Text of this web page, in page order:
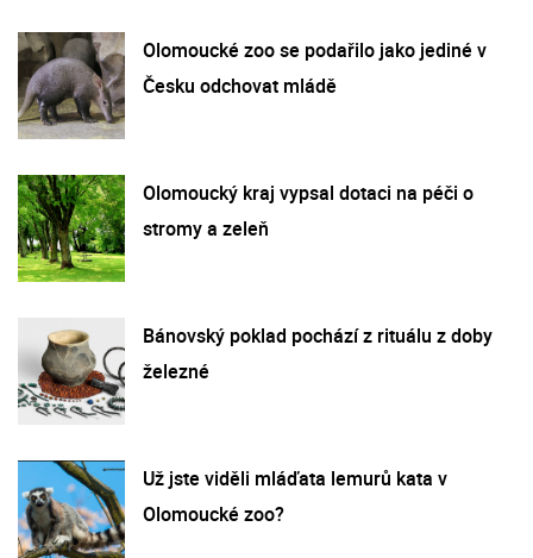
Olomoucké zoo se podařilo jako jediné v
Česku odchovat mládě
Olomoucký kraj vypsal dotaci na péči o
stromy a zeleň
Bánovský poklad pochází z rituálu z doby
železné
Už jste viděli mláďata lemurů kata v
Olomoucké zoo?